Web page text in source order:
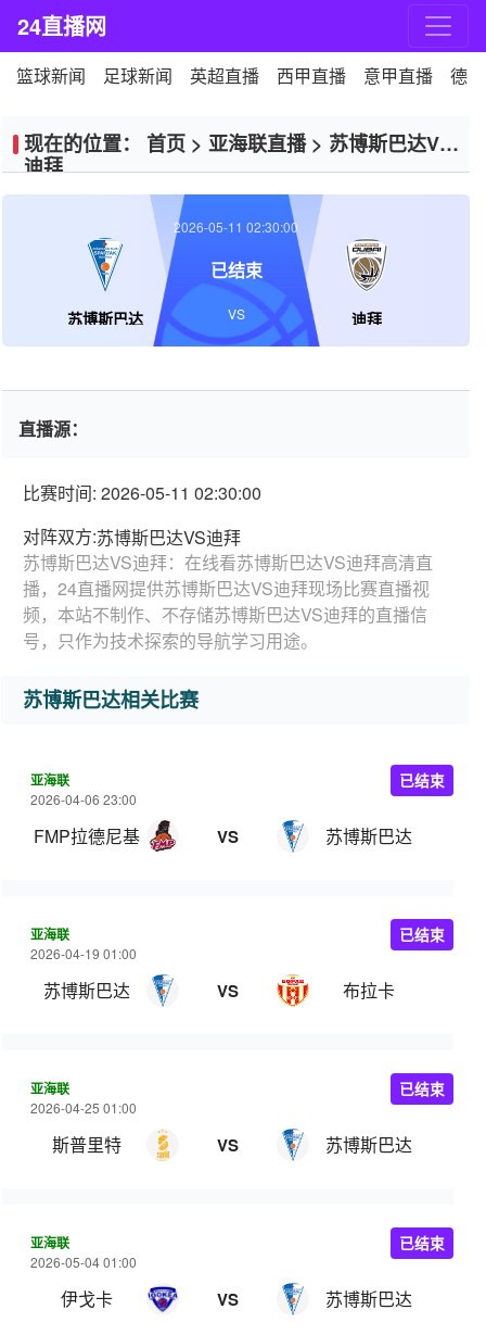
24直播网
篮球新闻 足球新闻 英超直播 西甲直播 意甲直播 德
现在的位置： 首页 > 亚海联直播> 苏博斯巴达VS
迪拜
苏博斯巴达 迪拜
2026-05-11 02:30:00
已结束
VS
直播源：
比赛时间: 2026-05-11 02:30:00
对阵双方:苏博斯巴达VS迪拜
苏博斯巴达VS迪拜：在线看苏博斯巴达VS迪拜高清直
播，24直播网提供苏博斯巴达VS迪拜现场比赛直播视
频，本站不制作、不存储苏博斯巴达VS迪拜的直播信
号，只作为技术探索的导航学习用途。
苏博斯巴达相关比赛
亚海联
2026-04-06 23:00
FMP拉德尼基 VS 苏博斯巴达
已结束
亚海联
2026-04-19 01:00
苏博斯巴达 VS 布拉卡
已结束
亚海联
2026-04-25 01:00
斯普里特 VS 苏博斯巴达
已结束
亚海联
2026-05-04 01:00
伊戈卡 VS 苏博斯巴达
已结束